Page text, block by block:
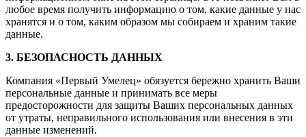
любое время получить информацию о том, какие данные у нас
хранятся и о том, каким образом мы собираем и храним такие
данные.
3. БЕЗОПАСНОСТЬ ДАННЫХ
Компания «Первый Умелец» обязуется бережно хранить Ваши
персональные данные и принимать все меры
предосторожности для защиты Ваших персональных данных
от утраты, неправильного использования или внесения в эти
данные изменений.